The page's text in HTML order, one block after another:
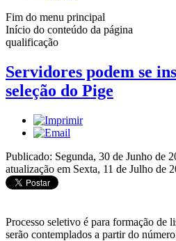
Fim do menu principal
Início do conteúdo da página
qualificação
Servidores podem se
seleção do Pige
Publicado: Segunda, 30 de Junho de
atualização em Sexta, 11 de Julho de
Processo seletivo é para formação de
serão contemplados a partir do